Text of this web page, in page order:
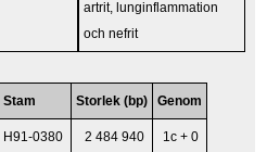
artrit, lunginflammation
och nefrit
Stam Storlek (bp) Genom
H91-0380 2 484 940 1c + 0